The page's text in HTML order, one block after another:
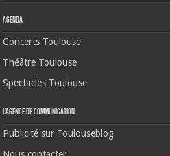
Agenda
Concerts Toulouse
Théâtre Toulouse
Spectacles Toulouse
L’agence de communication
Publicité sur Toulouseblog